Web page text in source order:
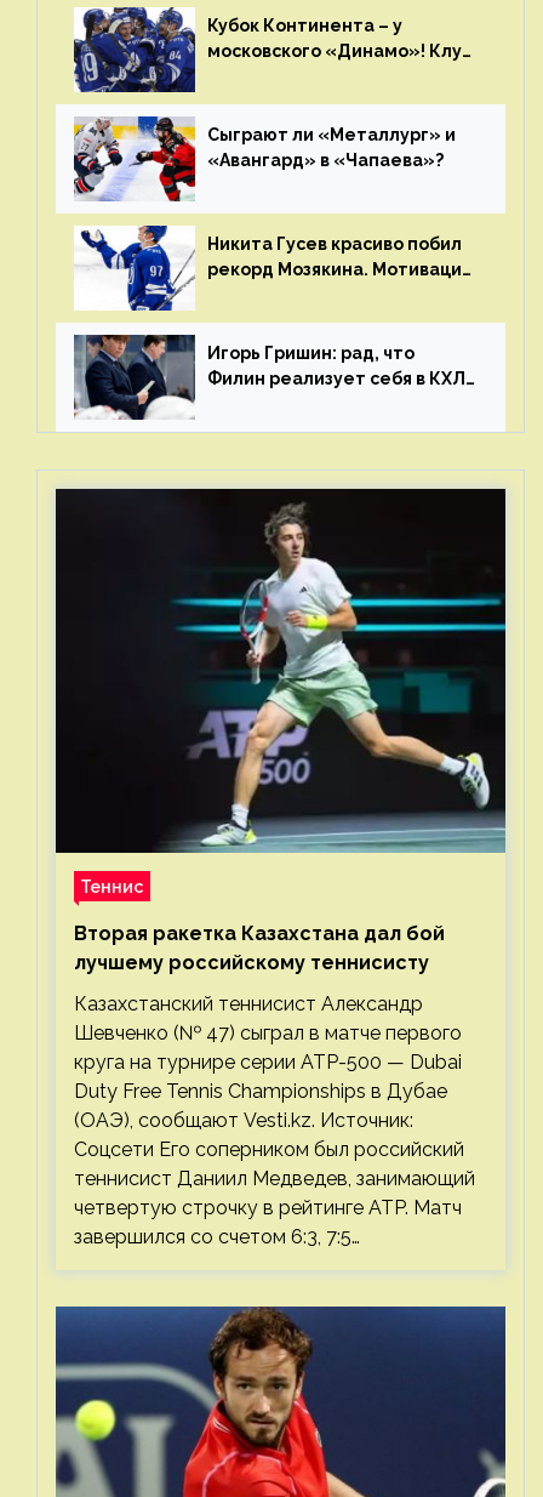
дня «регулярки” КХЛ
Кубок Континента – у
московского «Динамо»! Клуб
сезон
Сыграют ли «Металлург» и
«Авангард» в «Чапаева»?
Никита Гусев красиво побил
рекорд Мозякина. Мотивации
много
Игорь Гришин: рад, что
Филин реализует себя в КХЛ
стали загонять его в рамки
Теннис
Вторая ракетка Казахстана дал бой
лучшему российскому теннисисту
Казахстанский теннисист Александр
Шевченко (№ 47) сыграл в матче первого
круга на турнире серии ATP-500 — Dubai
Duty Free Tennis Championships в Дубае
(ОАЭ), сообщают Vesti.kz. Источник:
Соцсети Его соперником был российский
теннисист Даниил Медведев, занимающий
четвертую строчку в рейтинге ATP. Матч
завершился со счетом 6:3, 7:5…